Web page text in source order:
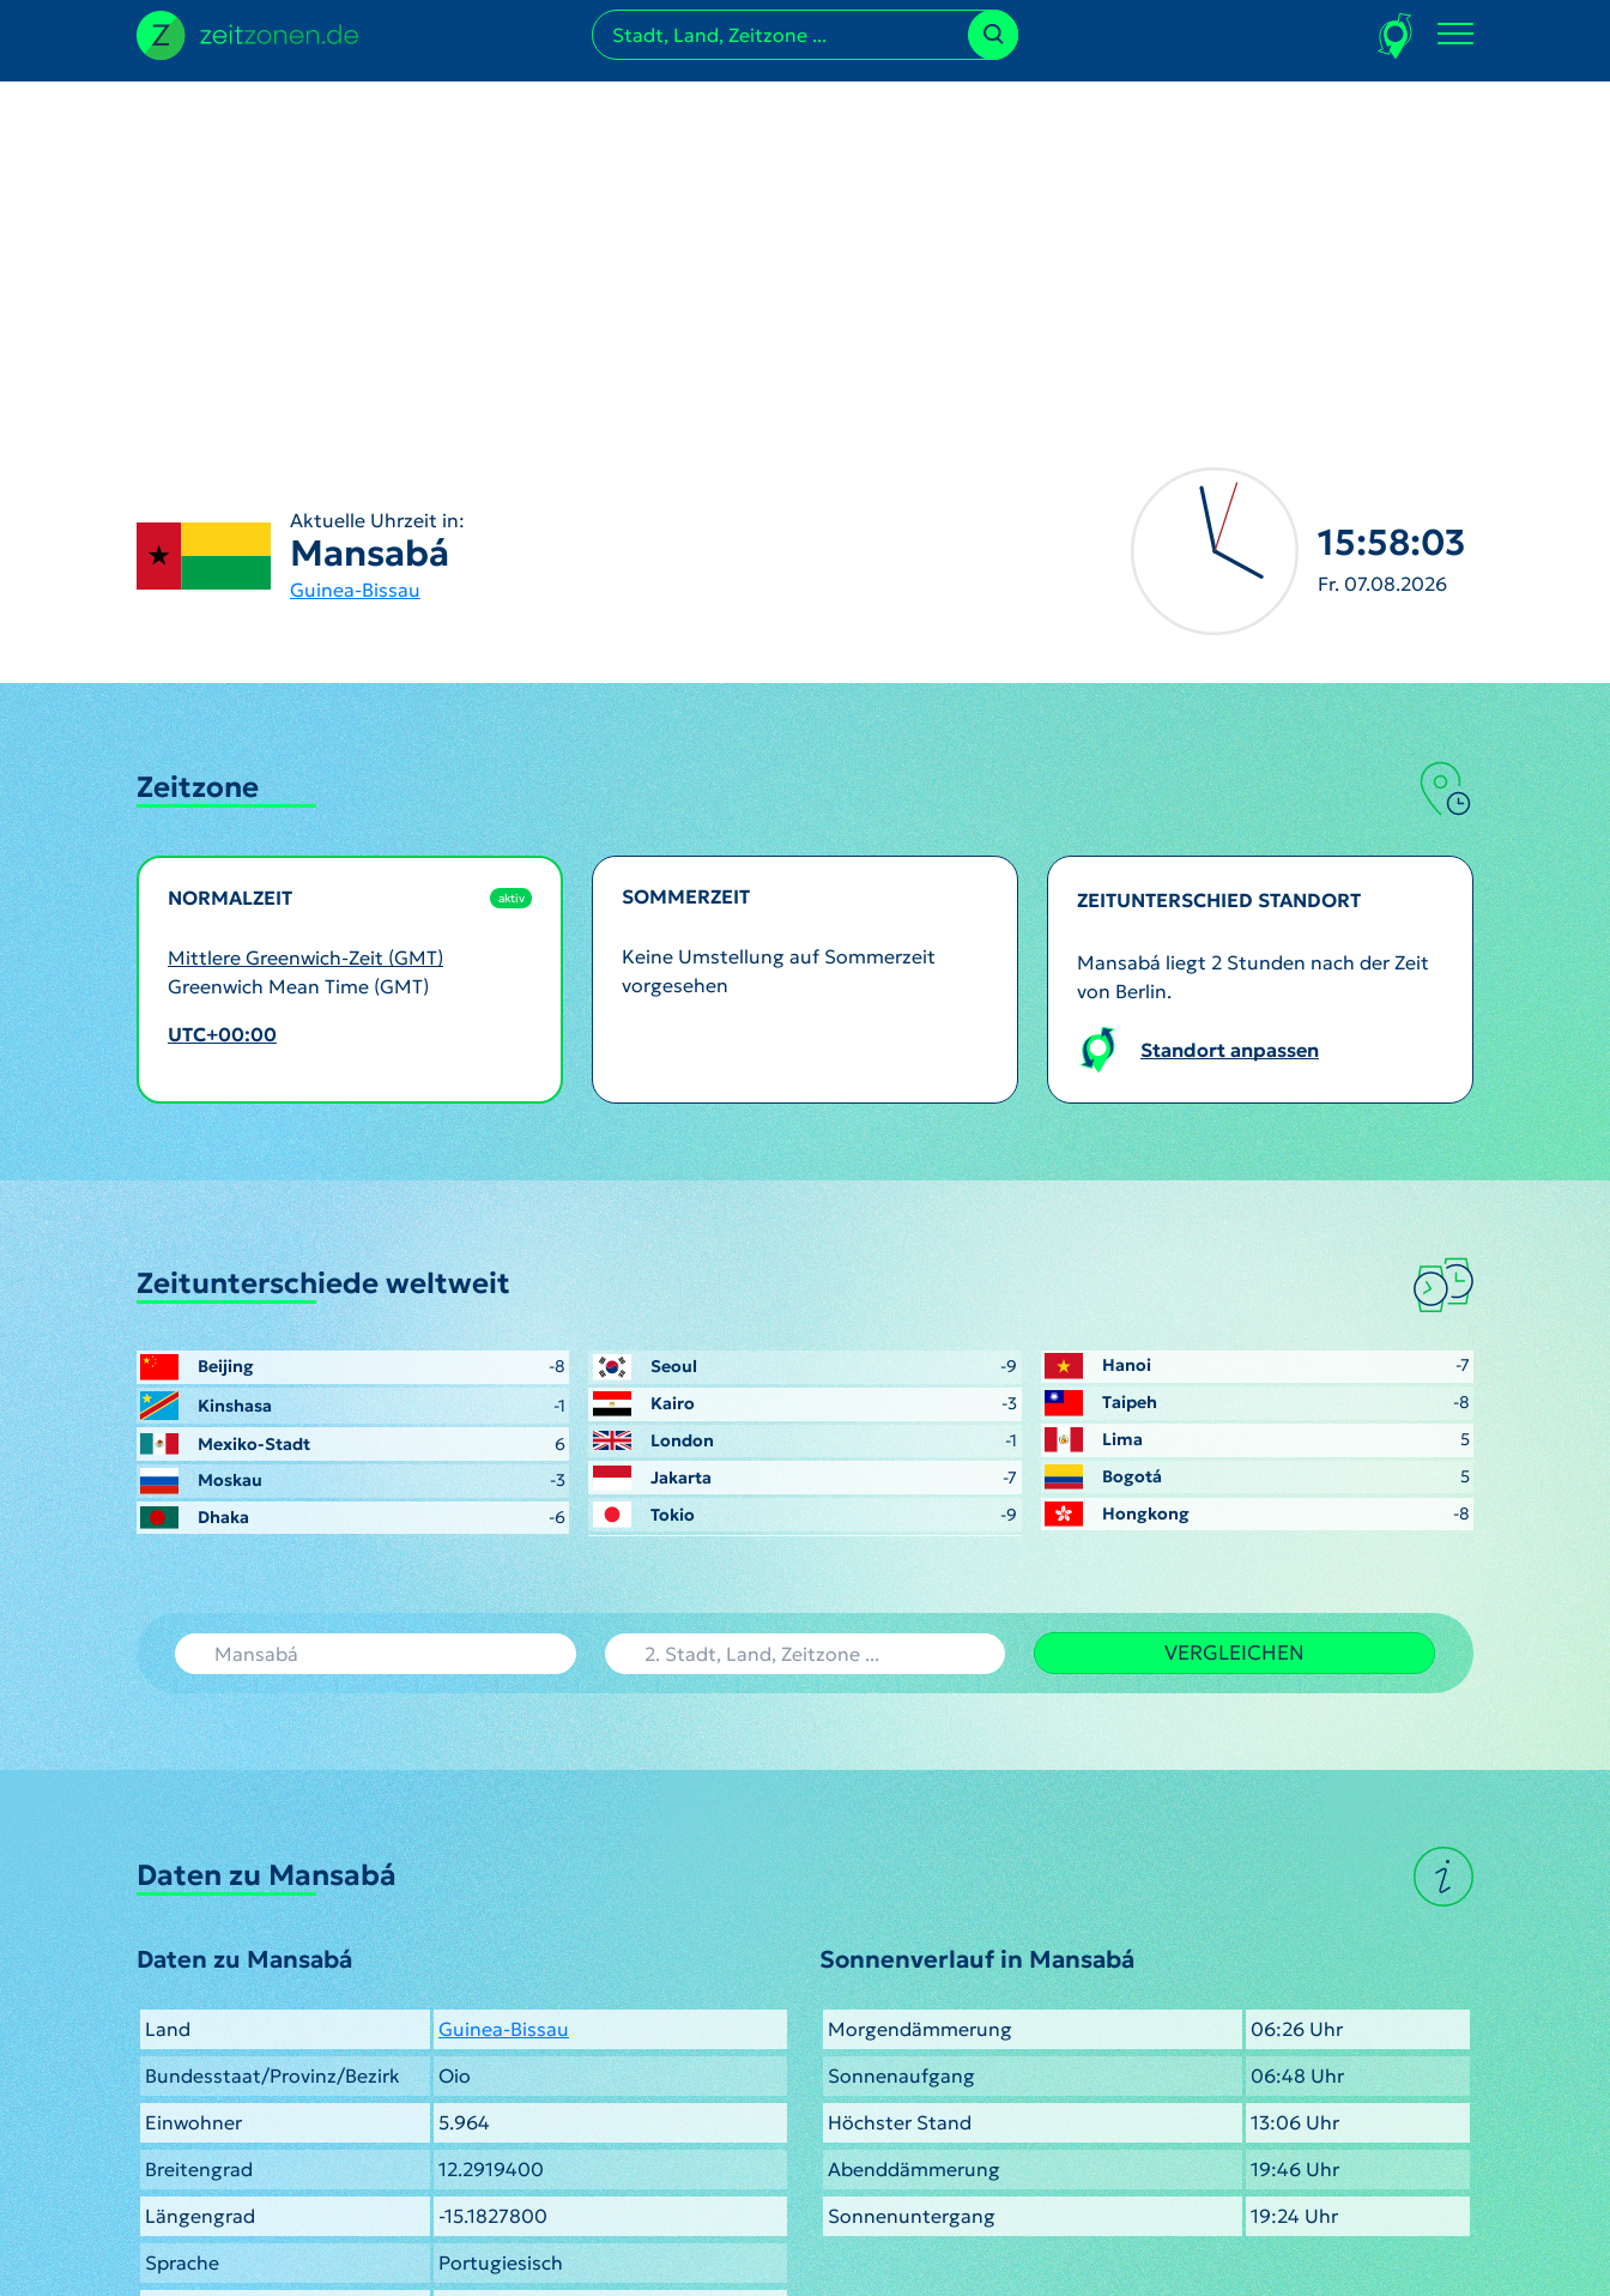
Aktuelle Uhrzeit in:
Mansabá
Guinea-Bissau
15:58:06
Fr. 07.08.2026
Zeitzone
NORMALZEIT aktiv
Mittlere Greenwich-Zeit (GMT)
Greenwich Mean Time (GMT)
UTC+00:00
SOMMERZEIT
Keine Umstellung auf Sommerzeit
vorgesehen
ZEITUNTERSCHIED STANDORT
Mansabá liegt 2 Stunden nach der Zeit
von Berlin.
Standort anpassen
Zeitunterschiede weltweit
Beijing
-8
Kinshasa
-1
Mexiko-Stadt
6
Moskau
-3
Dhaka
-6
Seoul
-9
Kairo
-3
London
-1
Jakarta
-7
Tokio
-9
Hanoi
-7
Taipeh
-8
Lima
5
Bogotá
5
Hongkong
-8
VERGLEICHEN
Daten zu Mansabá
Daten zu Mansabá
Land
Guinea-Bissau
Bundesstaat/Provinz/Bezirk
Oio
Einwohner
5.964
Breitengrad
12.2919400
Längengrad
-15.1827800
Sprache
Portugiesisch
Sonnenverlauf in Mansabá
Morgendämmerung
06:26 Uhr
Sonnenaufgang
06:48 Uhr
Höchster Stand
13:06 Uhr
Abenddämmerung
19:46 Uhr
Sonnenuntergang
19:24 Uhr